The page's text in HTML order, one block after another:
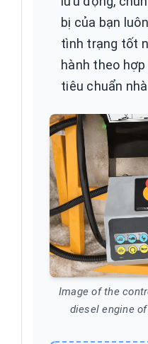
bị của bạn
tình trạng tốt
hành theo
tiêu chuẩn
Image of the
diesel engine